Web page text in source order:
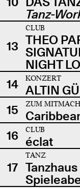
Tanz-
13
CLUB
THEO
NIGHT
14
KONZERT
ALTIN
15
ZUM
16
CLUB
éclat
17
TANZ